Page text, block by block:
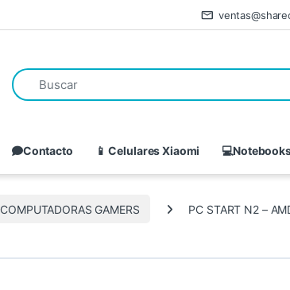
Contacto 📱 Celulares Xiaomi
COMPUTADORAS GAMERS PC START N2 –